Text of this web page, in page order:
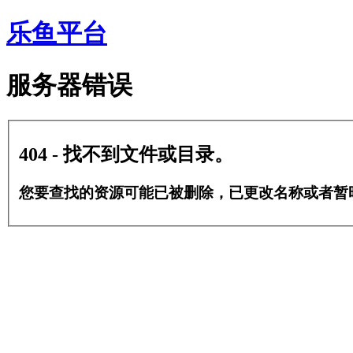
乐鱼平台
服务器错误
404 - 找不到文件或目录。
您要查找的资源可能已被删除，已更改名称或者暂